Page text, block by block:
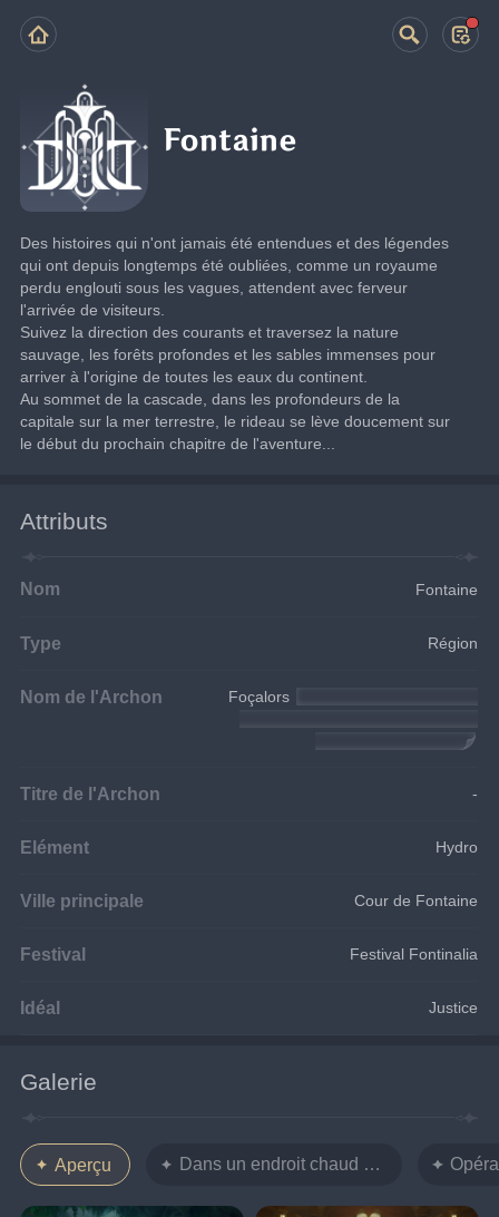
Fontaine
Des histoires qui n'ont jamais été entendues et des légendes
qui ont depuis longtemps été oubliées, comme un royaume
perdu englouti sous les vagues, attendent avec ferveur
l'arrivée de visiteurs.
Suivez la direction des courants et traversez la nature
sauvage, les forêts profondes et les sables immenses pour
arriver à l'origine de toutes les eaux du continent.
Au sommet de la cascade, dans les profondeurs de la
capitale sur la mer terrestre, le rideau se lève doucement sur
le début du prochain chapitre de l'aventure...
Attributs
Nom Fontaine
Type Région
Nom de l'Archon Foçalors
trône divin est détruit.
Titre de l'Archon -
Elément Hydro
Ville principale Cour de Fontaine
Festival Festival Fontinalia
Idéal Justice
Galerie
Aperçu Dans un endroit chaud - Le paysage